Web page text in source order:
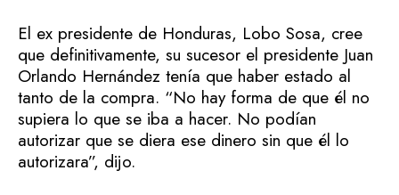
El ex presidente de Honduras, Lobo Sosa, cree
que definitivamente, su sucesor el presidente Juan
Orlando Hernández tenía que haber estado al
tanto de la compra. “No hay forma de que él no
supiera lo que se iba a hacer. No podían
autorizar que se diera ese dinero sin que él lo
autorizara”, dijo.